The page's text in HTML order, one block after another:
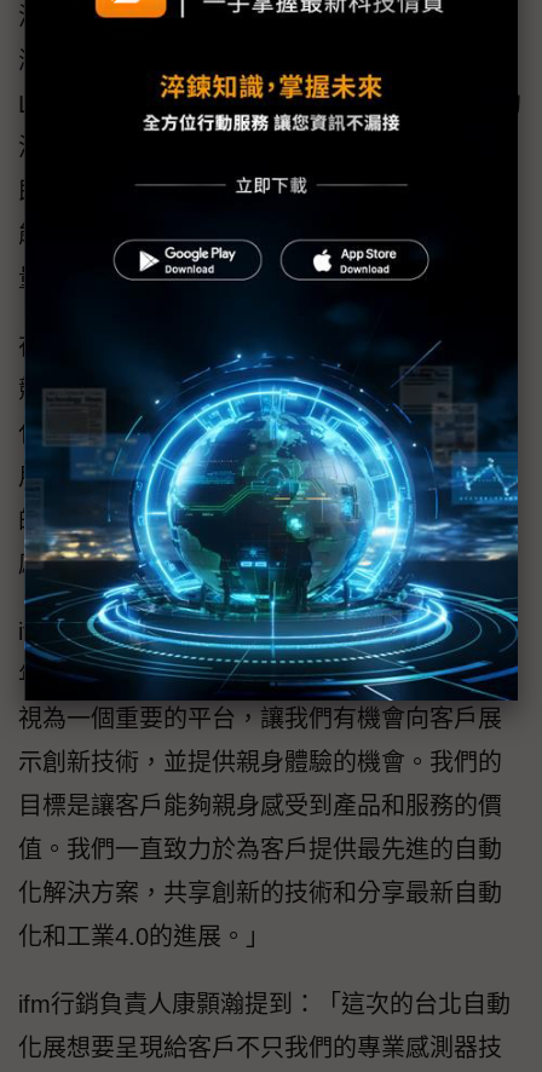
溫度、壓力、流量等參數，適用於各種冷卻
液。在此領域，宜福門的感測器同樣採用IO-
Link介面，可簡化設備的安裝與維護。方案內的
溫度感測器反應迅速，可將數據數位化，滿足
即時監控的需求，流量計不僅能偵測流量，還
能同時監測溫度，單一感測器就能完成兩種測
量，有效降低系統複雜度和成本。
在精度方面，宜福門流量計的精度遠高於市面
競爭對手，可提供更精確的流量數據，有助優
化冷卻系統效能。此外，ifm的解決方案同時適
用於直接接觸式和浸沒式冷卻系統，這次展出
的一台單相式冷卻設備，可讓參觀者親眼見證
感測器在實際應用中的表現。
ifm董事總經理劉建宏表示：「ifm台灣參加十幾
年台北自動化展，一直以來都把台北自動化展
視為一個重要的平台，讓我們有機會向客戶展
示創新技術，並提供親身體驗的機會。我們的
目標是讓客戶能夠親身感受到產品和服務的價
值。我們一直致力於為客戶提供最先進的自動
化解決方案，共享創新的技術和分享最新自動
化和工業4.0的進展。」
ifm行銷負責人康顥瀚提到：「這次的台北自動
化展想要呈現給客戶不只我們的專業感測器技